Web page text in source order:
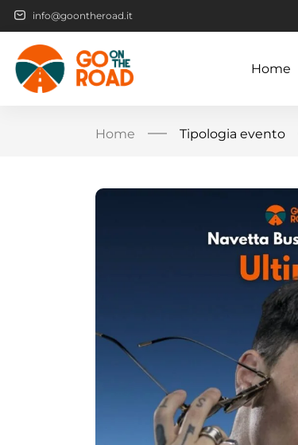
info@goontheroad.it
Home
Home Tipologia evento